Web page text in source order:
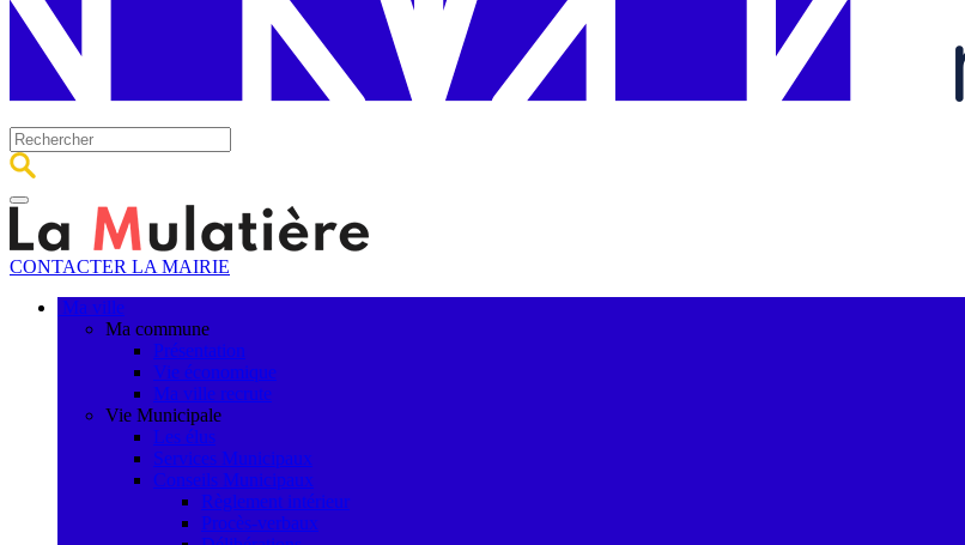
CONTACTER LA MAIRIE
Ma ville
Ma commune
Présentation
Vie économique
Ma ville recrute
Vie Municipale
Les élus
Services Municipaux
Conseils Municipaux
Règlement intérieur
Procès-verbaux